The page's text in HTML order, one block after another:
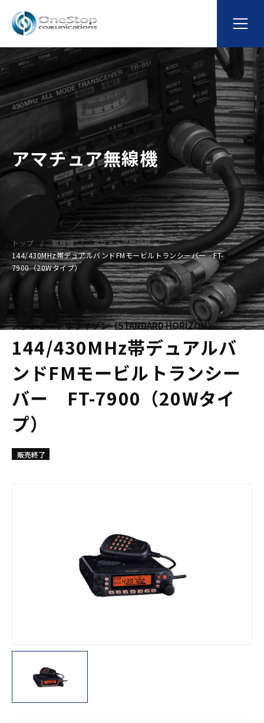
アマチュア無線機
トップ 無線機
アマチュア無線機
144/430MHz帯デュアルバンドFMモービルトランシーバー FT-
7900（20Wタイプ）
スタンダードホライゾン（STANDARD HORIZON）
144/430MHz帯デュアルバ
ンドFMモービルトランシー
バー FT-7900（20Wタイ
プ）
販売終了